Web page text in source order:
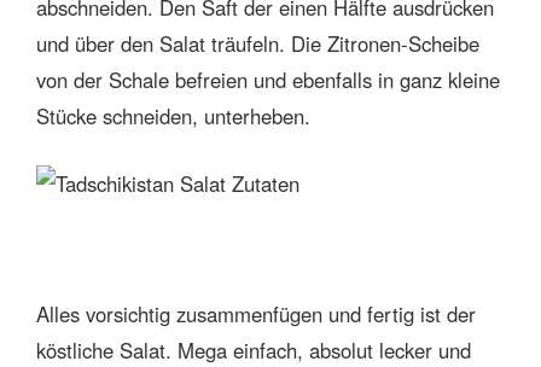
abschneiden. Den Saft der einen Hälfte ausdrücken
und über den Salat träufeln. Die Zitronen-Scheibe
von der Schale befreien und ebenfalls in ganz kleine
Stücke schneiden, unterheben.
Alles vorsichtig zusammenfügen und fertig ist der
köstliche Salat. Mega einfach, absolut lecker und